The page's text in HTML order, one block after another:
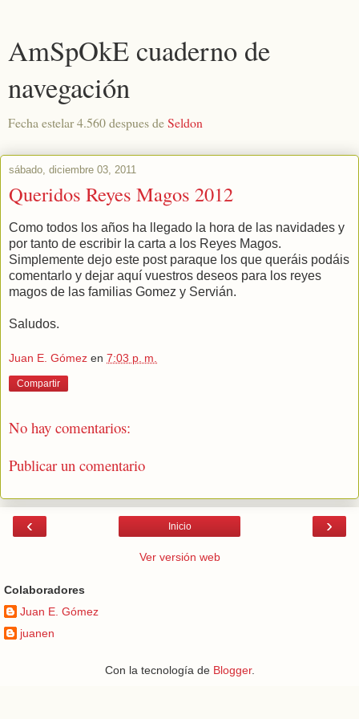
AmSpOkE cuaderno de
navegación
Fecha estelar 4.560 despues deSeldon
sábado, diciembre 03, 2011
Queridos Reyes Magos 2012
Como todos los años ha llegado la hora de las navidades y
por tanto de escribir la carta a los Reyes Magos.
Simplemente dejo este post paraque los que queráis podáis
comentarlo y dejar aquí vuestros deseos para los reyes
magos de las familias Gomez y Servián.
Saludos.
Juan E. Gómez en 7:03 p. m.
Compartir
No hay comentarios:
Publicar un comentario
‹ ›
Inicio
Ver versión web
Colaboradores
Juan E. Gómez
juanen
Con la tecnología de Blogger.